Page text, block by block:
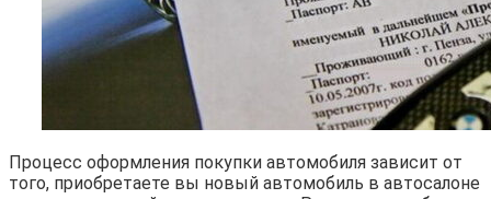
Процесс оформления покупки автомобиля зависит от
того, приобретаете вы новый автомобиль в автосалоне